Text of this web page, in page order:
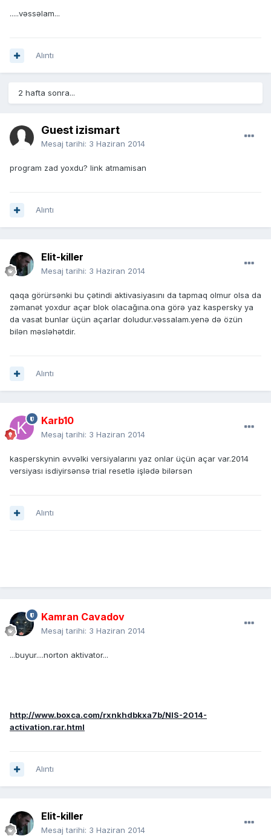
.....vəssəlam...
Alıntı
2 hafta sonra...
Guest izismart
Mesaj tarihi: 3 Haziran 2014
program zad yoxdu? link atmamisan
Alıntı
Elit-killer
Mesaj tarihi: 3 Haziran 2014
qaqa görürsənki bu çətindi aktivasiyasını da tapmaq olmur olsa da
zəmanət yoxdur açar blok olacağına.ona görə yaz kaspersky ya
da vasat bunlar üçün açarlar doludur.vəssalam.yenə də özün
bilən məsləhətdir.
Alıntı
Karb10
Mesaj tarihi: 3 Haziran 2014
kasperskynin əvvəlki versiyalarını yaz onlar üçün açar var.2014
versiyası isdiyirsənsə trial resetlə işlədə bilərsən
Alıntı
Kamran Cavadov
Mesaj tarihi: 3 Haziran 2014
...buyur....norton aktivator...
http://www.boxca.com/rxnkhdbkxa7b/NIS-2014-
activation.rar.html
Alıntı
Elit-killer
Mesaj tarihi: 3 Haziran 2014